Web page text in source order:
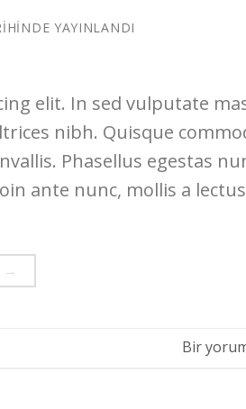
YAYINLANDI
elit. In sed vulputate
nibh. Quisque
Phasellus egestas
ante nunc, mollis a
→
Bir